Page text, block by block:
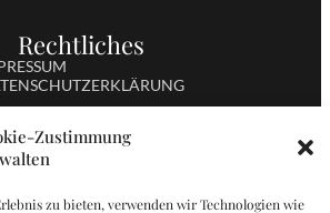
Zustimmung
zu bieten, verwenden wir Technologien wie
Rechtliches
Social Media